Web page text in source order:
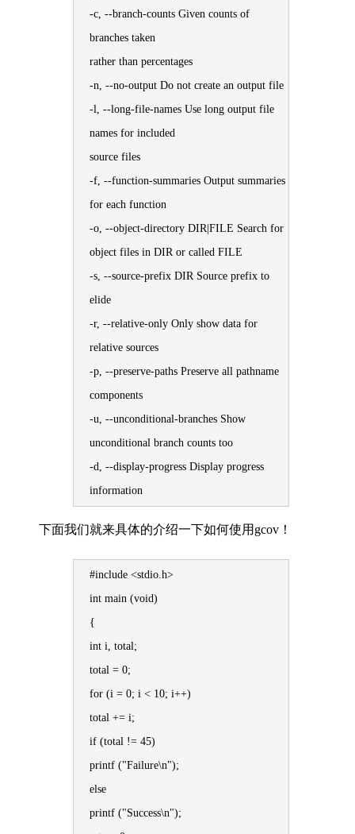
-c, --branch-counts Given counts of
branches taken
rather than percentages
-n, --no-output Do not create an output file
-l, --long-file-names Use long output file
names for included
source files
-f, --function-summaries Output summaries
for each function
-o, --object-directory DIR|FILE Search for
object files in DIR or called FILE
-s, --source-prefix DIR Source prefix to
elide
-r, --relative-only Only show data for
relative sources
-p, --preserve-paths Preserve all pathname
components
-u, --unconditional-branches Show
unconditional branch counts too
-d, --display-progress Display progress
information
下面我们就来具体的介绍一下如何使用gcov！
#include <stdio.h>
int main (void)
{
int i, total;
total = 0;
for (i = 0; i < 10; i++)
total += i;
if (total != 45)
printf ("Failure\n");
else
printf ("Success\n");